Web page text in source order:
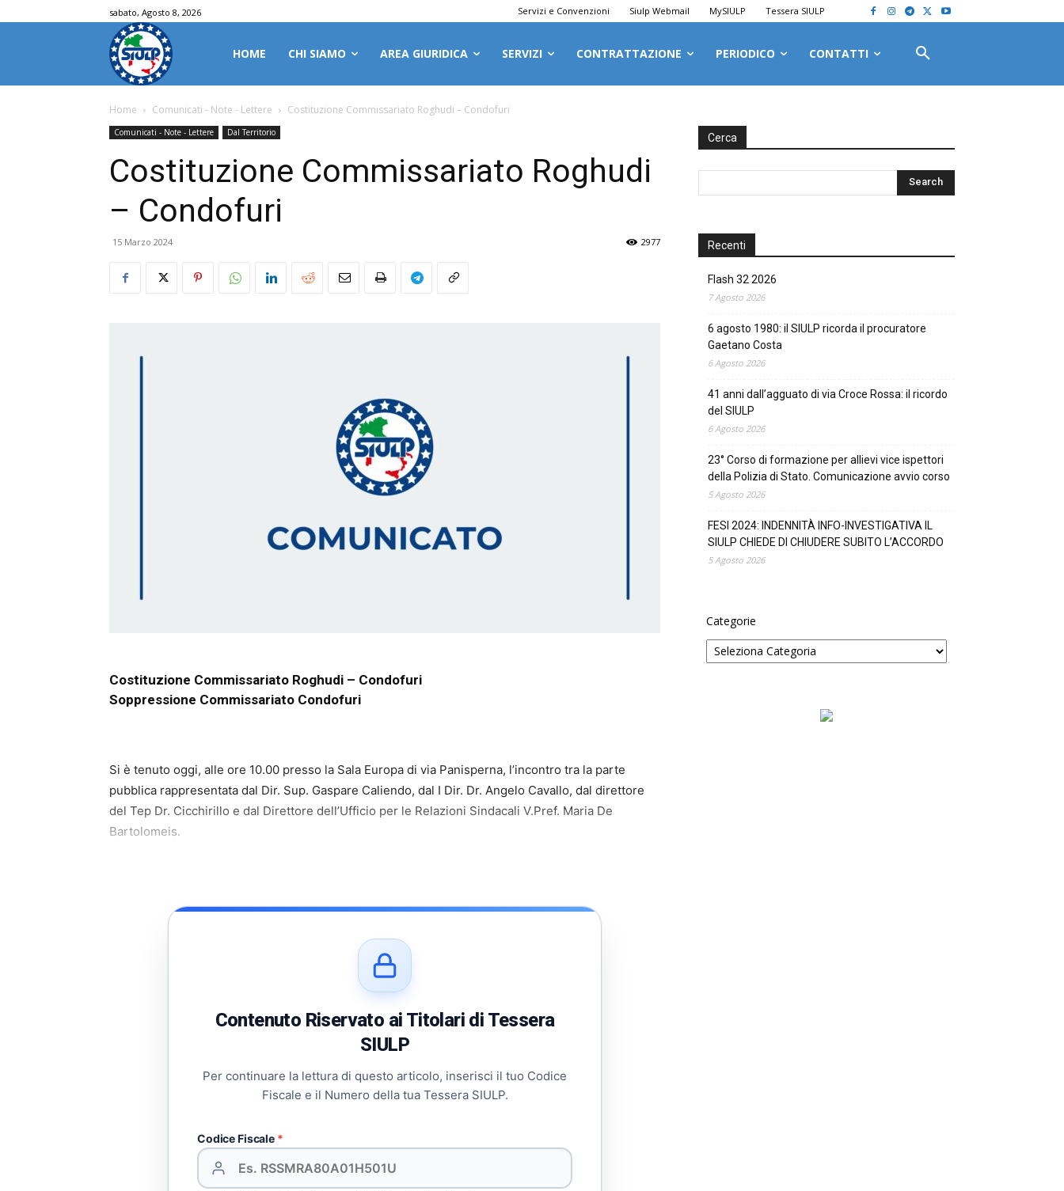
sabato, Agosto 8, 2026 Servizi e Convenzioni Siulp Webmail MySIULP Tessera SIULP
HOME CHI SIAMO AREA GIURIDICA SERVIZI CONTRATTAZIONE PERIODICO CONTATTI
Home Comunicati - Note - Lettere Costituzione Commissariato Roghudi – Condofuri
Comunicati - Note - Lettere Dal Territorio
Costituzione Commissariato Roghudi
– Condofuri
15 Marzo 2024 2977
Costituzione Commissariato Roghudi – Condofuri
Soppressione Commissariato Condofuri
Si è tenuto oggi, alle ore 10.00 presso la Sala Europa di via Panisperna, l’incontro tra la parte
pubblica rappresentata dal Dir. Sup. Gaspare Caliendo, dal I Dir. Dr. Angelo Cavallo, dal direttore
del Tep Dr. Cicchirillo e dal Direttore dell’Ufficio per le Relazioni Sindacali V.Pref. Maria De
Bartolomeis.
Contenuto Riservato ai Titolari di Tessera
SIULP
Per continuare la lettura di questo articolo, inserisci il tuo Codice
Fiscale e il Numero della tua Tessera SIULP.
Codice Fiscale *
Cerca
Recenti
Flash 32 2026
7 Agosto 2026
6 agosto 1980: il SIULP ricorda il procuratore
Gaetano Costa
6 Agosto 2026
41 anni dall’agguato di via Croce Rossa: il ricordo
del SIULP
6 Agosto 2026
23° Corso di formazione per allievi vice ispettori
della Polizia di Stato. Comunicazione avvio corso
5 Agosto 2026
FESI 2024: INDENNITÀ INFO-INVESTIGATIVA IL
SIULP CHIEDE DI CHIUDERE SUBITO L’ACCORDO
5 Agosto 2026
Categorie